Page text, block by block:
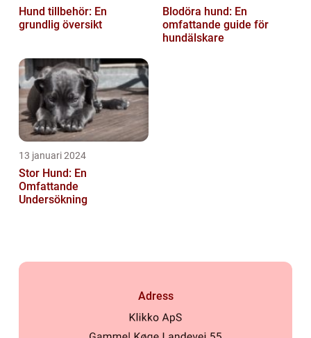
Hund tillbehör: En
grundlig översikt
Blodöra hund: En
omfattande guide för
hundälskare
13 januari 2024
Stor Hund: En
Omfattande
Undersökning
Adress